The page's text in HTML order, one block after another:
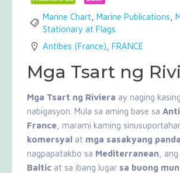
Marine Chart Marine Publications
Stationary at Flags
Antibes (France) FRANCE
Mga Tsart ng
Mga Tsart ng Riviera ay naging
nabigasyon. Mula sa aming base sa
France , marami kaming
komersyal at mga sasakyang
nagpapatakbo sa Mediterranean , ang
Baltic at sa ibang lugar sa buong